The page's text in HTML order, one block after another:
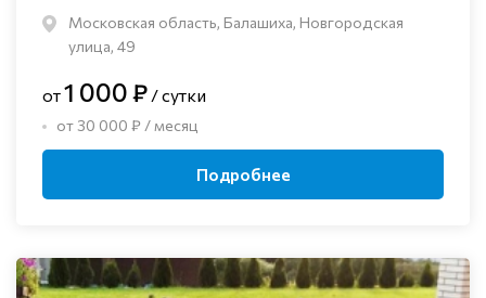
Московская область, Балашиха, Новгородская
улица, 49
от1 000 ₽ / сутки
от 30 000 ₽ / месяц
Подробнее